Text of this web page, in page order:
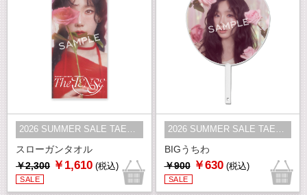
スローガンタオル
2026 SUMMER SALE TAEYEON
￥2,300 ￥1,610 (税込)
SALE
BIGうちわ
2026 SUMMER SALE TAEYEON
￥900 ￥630 (税込)
SALE